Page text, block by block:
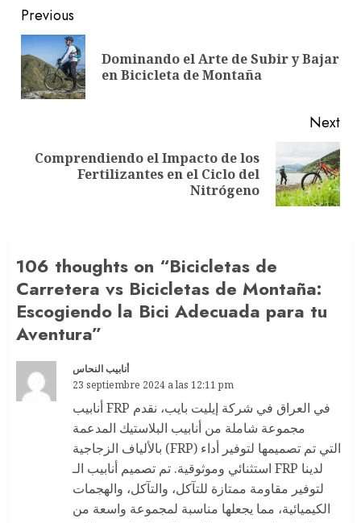
Post
navigation
Previous
Dominando el Arte de Subir y Bajar
en Bicicleta de Montaña
Next
Next
Comprendiendo el Impacto de los
Fertilizantes en el Ciclo del
Nitrógeno
106 thoughts on “Bicicletas de
Carretera vs Bicicletas de Montaña:
Escogiendo la Bici Adecuada para tu
Aventura”
أنابيب النحاس
23 septiembre 2024 a las 12:11 pm
أنابيب FRP في العراق في شركة إيليت بايب، نقدم
مجموعة شاملة من أنابيب البلاستيك المدعمة
بالألياف الزجاجية (FRP) التي تم تصميمها لتوفير أداء
استثنائي وموثوقية. تم تصميم أنابيب الـ FRP لدينا
لتوفير مقاومة ممتازة للتآكل، والتآكل، والهجمات
الكيميائية، مما يجعلها مناسبة لمجموعة واسعة من